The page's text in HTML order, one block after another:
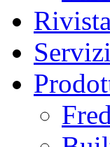
Rivista